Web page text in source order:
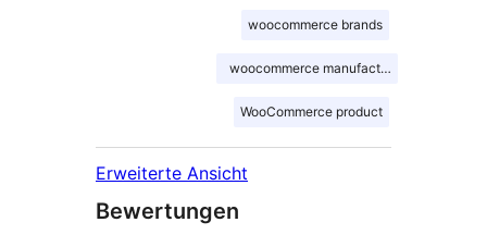
woocommerce brands
woocommerce manufacturer
WooCommerce product
Erweiterte Ansicht
Bewertungen